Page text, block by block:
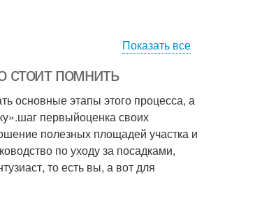
Показать все
стоит помнить
основные этапы этого процесса, а
первыйоценка своих
полезных площадей участка и
по уходу за посадками,
то есть вы, а вот для